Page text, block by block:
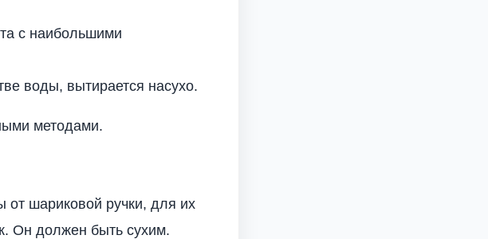
с наибольшими
воды, вытирается насухо.
методами.
от шариковой ручки, для их
Он должен быть сухим.